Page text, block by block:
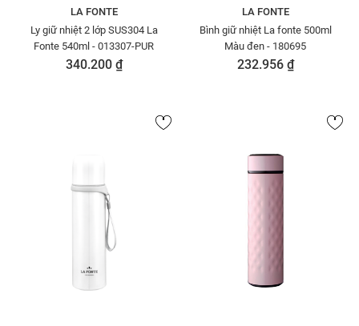
LA FONTE
Ly giữ nhiệt 2 lớp SUS304 La
Fonte 540ml - 013307-PUR
340.200 ₫
LA FONTE
Bình giữ nhiệt La fonte 500ml
Màu đen - 180695
232.956 ₫